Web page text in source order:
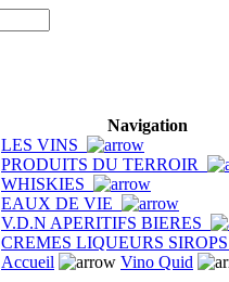
Navigation
LES VINS
PRODUITS DU TERROIR
WHISKIES
EAUX DE VIE
V.D.N APERITIFS BIERES
CREMES LIQUEURS SIROPS
Accueil
Vino Quid